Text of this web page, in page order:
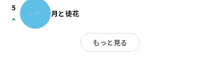
5
arrow_drop_up 月と徒花
もっと見る